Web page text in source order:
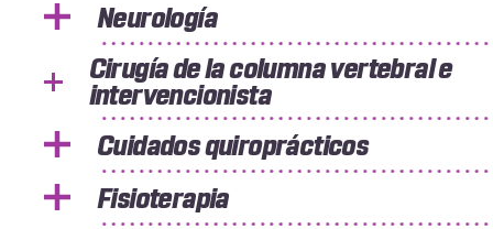
Neurología
Cirugía de la columna vertebral e
intervencionista
Cuidados quiroprácticos
Fisioterapia